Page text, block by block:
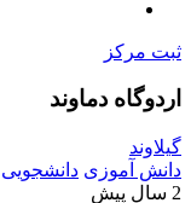
ثبت مرکز
اردوگاه دماوند
گیلاوند
دانش آموزی دانشجویی
2 سال پیش